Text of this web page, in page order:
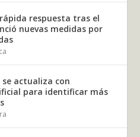
respuesta tras el
nuevas medidas por
se actualiza con
para identificar más